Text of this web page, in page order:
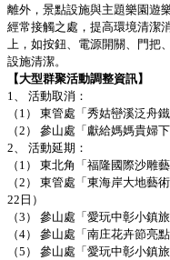
離外，景點設施與主題樂園遊
經常接觸之處，提高環境清潔
上，如按鈕、電源開關、門把
設施清潔。
【大型群聚活動調整資訊】
1、 活動取消：
（1） 東管處「秀姑巒溪泛舟
（2） 參山處「獻給媽媽貴婦下
2、 活動延期：
（1） 東北角「福隆國際沙雕
（2） 東管處「東海岸大地藝
22日）
（3） 參山處「愛玩中彰小鎮
（4） 參山處「南庄花卉節亮
（5） 參山處「愛玩中彰小鎮